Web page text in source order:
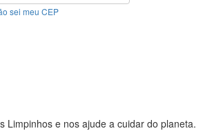
sei meu CEP
Limpinhos e nos ajude a cuidar do planeta.